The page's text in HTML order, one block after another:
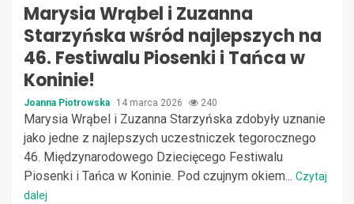
Marysia Wrąbel i Zuzanna
Starzyńska wśród najlepszych na
46. Festiwalu Piosenki i Tańca w
Koninie!
Joanna Piotrowska 14 marca 2026 240
Marysia Wrąbel i Zuzanna Starzyńska zdobyły uznanie
jako jedne z najlepszych uczestniczek tegorocznego
46. Międzynarodowego Dziecięcego Festiwalu
Piosenki i Tańca w Koninie. Pod czujnym okiem... Czytaj
dalej